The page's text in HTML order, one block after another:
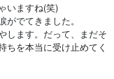
いますね(笑)
でてきました。
します。だって、まだそ
ちを本当に受け止めてく